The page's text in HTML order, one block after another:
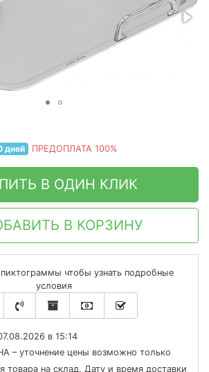
дней ПРЕДОПЛАТА 100%
В ОДИН КЛИК
В КОРЗИНУ
чтобы узнать подробные
условия
в 15:14
– уточнение цены возможно только
товара на склад. Дату и время доставки